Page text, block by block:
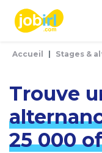
Accueil Stages &
Trouve
25 000
Panneau de gestion